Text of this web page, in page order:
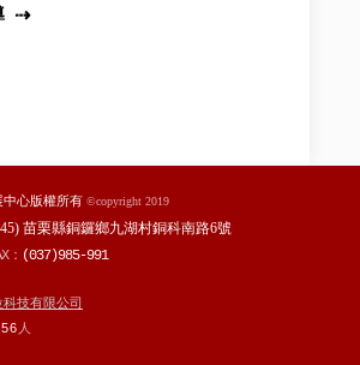
⇢
心版權所有 ©copyright 2019
苗栗縣銅鑼鄉九湖村銅科南路6號
： (037)985-991
技有限公司
人